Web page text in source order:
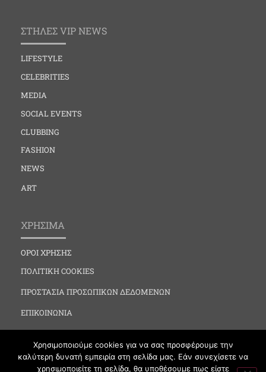
ΣΤΗΛΕΣ VIP NEWS
LIFESTYLE
CELEBRITIES
MEDIA
SOCIAL EVENTS
CLUBBING
FASHION
NEWS
ART
ΧΡΗΣΙΜΑ
ΟΡΟΙ ΧΡΗΣΗΣ
ΠΟΛΙΤΙΚΗ COOKIES
ΠΡΟΣΤΑΣΙΑ ΠΡΟΣΩΠΙΚΩΝ ΔΕΔΟΜΕΝΩΝ
ΕΠΙΚΟΙΝΩΝΙΑ
Χρησιμοποιούμε cookies για να σας προσφέρουμε την
καλύτερη δυνατή εμπειρία στη σελίδα μας. Εάν συνεχίσετε να
χρησιμοποιείτε τη σελίδα, θα υποθέσουμε πως είστε